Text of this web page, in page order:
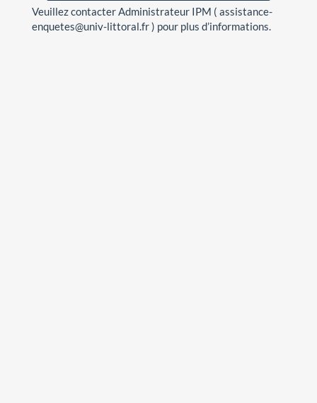
Veuillez contacter Administrateur IPM ( assistance-
enquetes@univ-littoral.fr ) pour plus d’informations.